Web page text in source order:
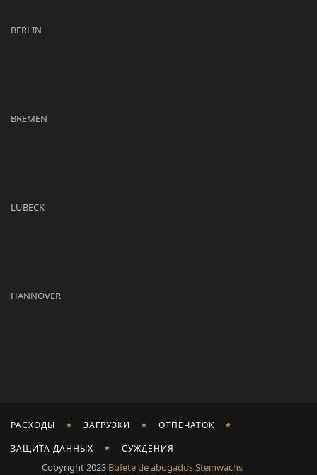
BERLIN
BREMEN
LÜBECK
HANNOVER
РАСХОДЫ ЗАГРУЗКИ
ОТПЕЧАТОК
ЗАЩИТА ДАННЫХ
СУЖДЕНИЯ
Copyright 2023 Bufete de abogados Steinwachs